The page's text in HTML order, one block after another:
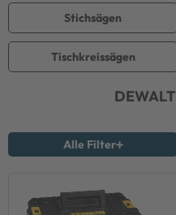
Tischkreissägen
Stichsägen
DEWALT
Alle Filter